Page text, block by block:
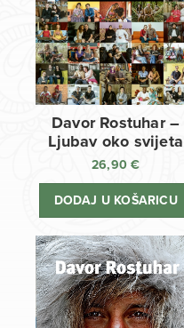
Davor Rostuhar –
Ljubav oko svijeta
26,90€
DODAJ U KOŠARICU